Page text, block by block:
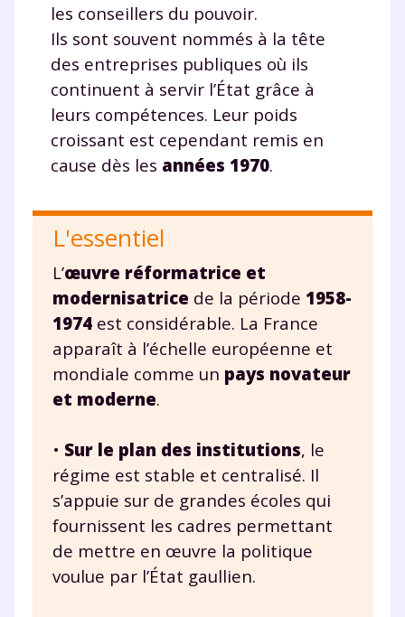
les conseillers du pouvoir.
Ils sont souvent nommés à la tête
des entreprises publiques où ils
continuent à servir l’État grâce à
leurs compétences. Leur poids
croissant est cependant remis en
cause dès les années 1970.
L'essentiel
L’œuvre réformatrice et
modernisatrice de la période 1958-
1974 est considérable. La France
apparaît à l’échelle européenne et
mondiale comme un pays novateur
et moderne.
• Sur le plan des institutions, le
régime est stable et centralisé. Il
s’appuie sur de grandes écoles qui
fournissent les cadres permettant
de mettre en œuvre la politique
voulue par l’État gaullien.